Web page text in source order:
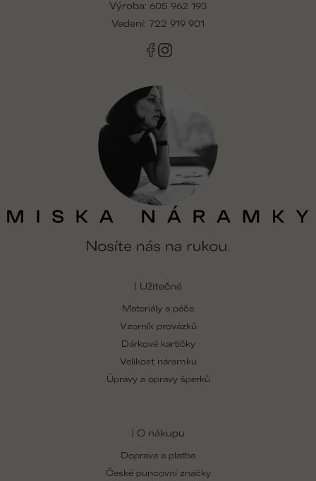
Výroba: 605 962 193
Vedení: 722 919 901
| Užitečné
Materiály a péče
Vzorník provázků
Dárkové kartičky
Velikost náramku
Úpravy a opravy šperků
| O nákupu
Doprava a platba
České puncovní značky